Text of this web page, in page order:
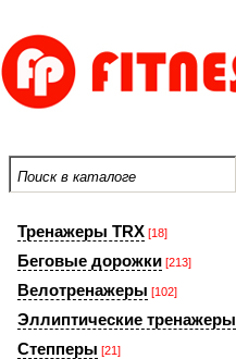
Тренажеры TRX [18]
Беговые дорожки [213]
Велотренажеры [102]
Эллиптические тренажеры
Степперы [21]